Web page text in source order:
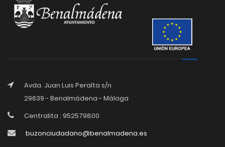
Avda. Juan Luis Peralta s/n
29639 - Benalmádena - Málaga
Centralita : 952579800
buzonciudadano@benalmadena.es